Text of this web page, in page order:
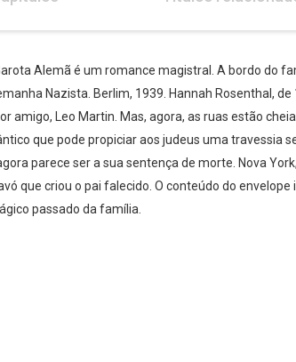
Alemã é um romance magistral. A bordo do
Nazista. Berlim, 1939. Hannah Rosenthal,
amigo, Leo Martin. Mas, agora, as ruas estão
que pode propiciar aos judeus uma travessia
parece ser a sua sentença de morte. Nova
que criou o pai falecido. O conteúdo do
passado da família.